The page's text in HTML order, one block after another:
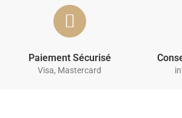
Paiement Sécurisé
Visa, Mastercard